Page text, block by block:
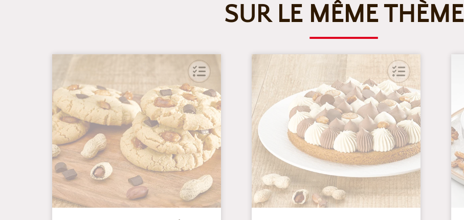
SUR LE MÊME THÈME